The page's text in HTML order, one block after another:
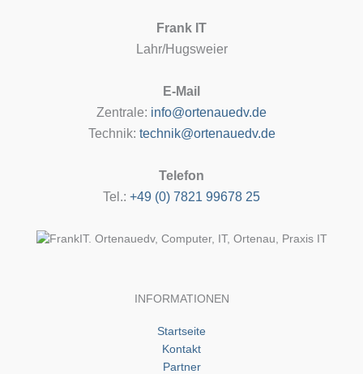
Frank IT
Lahr/Hugsweier
E-Mail
Zentrale: info@ortenauedv.de
Technik: technik@ortenauedv.de
Telefon
Tel.: +49 (0) 7821 99678 25
INFORMATIONEN
Startseite
Kontakt
Partner